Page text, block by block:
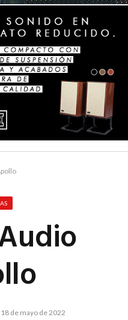
18 de mayo de 2022